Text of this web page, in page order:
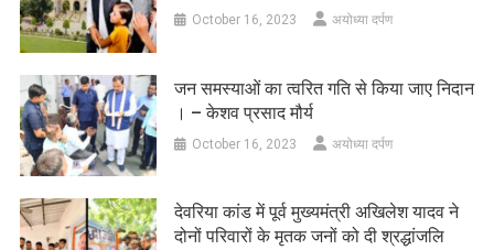
October 16, 2023 अयोध्या दर्पण
जन समस्याओं का त्वरित गति से किया जाए निदान
। – केशव प्रसाद मौर्य
October 16, 2023 अयोध्या दर्पण
देवरिया कांड में पूर्व मुख्यमंत्री अखिलेश यादव ने
दोनों परिवारों के मृतक जनों को दी श्रद्धांजलि